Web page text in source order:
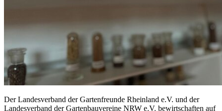
Der Landesverband der Gartenfreunde Rheinland e.V. und der
Landesverband der Gartenbauvereine NRW e.V. bewirtschaften auf